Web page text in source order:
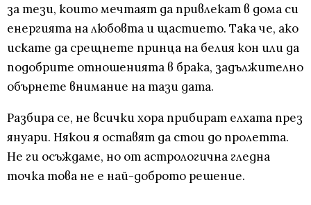
за тези, които мечтаят да привлекат в дома си
енергията на любовта и щастието. Така че, ако
искате да срещнете принца на белия кон или да
подобрите отношенията в брака, задължително
обърнете внимание на тази дата.
Разбира се, не всички хора прибират елхата през
януари. Някои я оставят да стои до пролетта.
Не ги осъждаме, но от астрологична гледна
точка това не е най-доброто решение.